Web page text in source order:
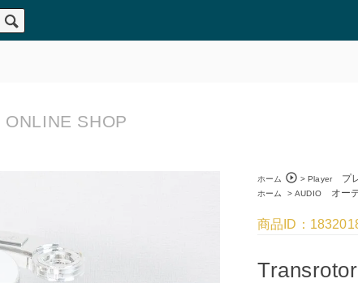
ONLINE SHOP
ホーム >
play_circle_outline Playerプレ
ホーム >AUDIOオーデ
商品ID：